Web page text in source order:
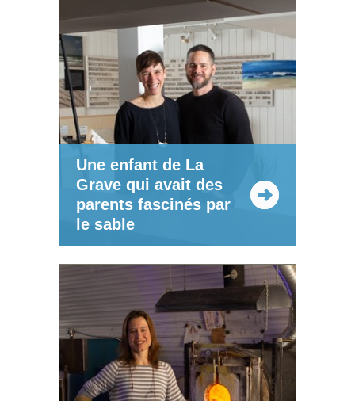
Une enfant de La
Grave qui avait des
parents fascinés par
le sable